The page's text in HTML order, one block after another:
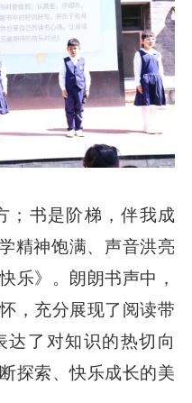
；书是阶梯，伴我成
精神饱满、声音洪亮
乐》。朗朗书声中，
，充分展现了阅读带
达了对知识的热切向
探索、快乐成长的美